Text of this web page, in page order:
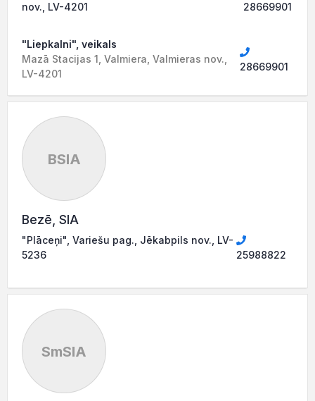
nov., LV-4201
28669901
"Liepkalni", veikals
Mazā Stacijas 1, Valmiera, Valmieras nov.,
LV-4201
28669901
BSIA
Bezē, SIA
"Plāceņi", Variešu pag., Jēkabpils nov., LV-
5236
25988822
SmSIA